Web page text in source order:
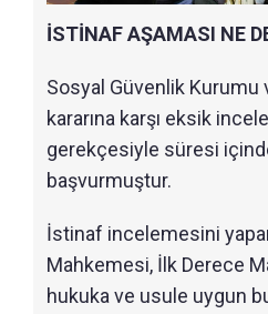
İSTİNAF AŞAMASI NE
Sosyal Güvenlik Kurumu
kararına karşı eksik
gerekçesiyle süresi
başvurmuştur.
İstinaf incelemesini
Mahkemesi, İlk Derece
hukuka ve usule uygun